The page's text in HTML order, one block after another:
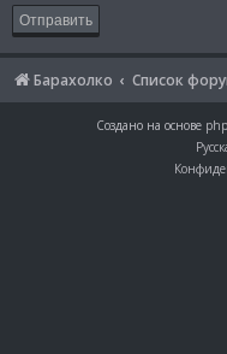
Барахолко Список
Создано на основе